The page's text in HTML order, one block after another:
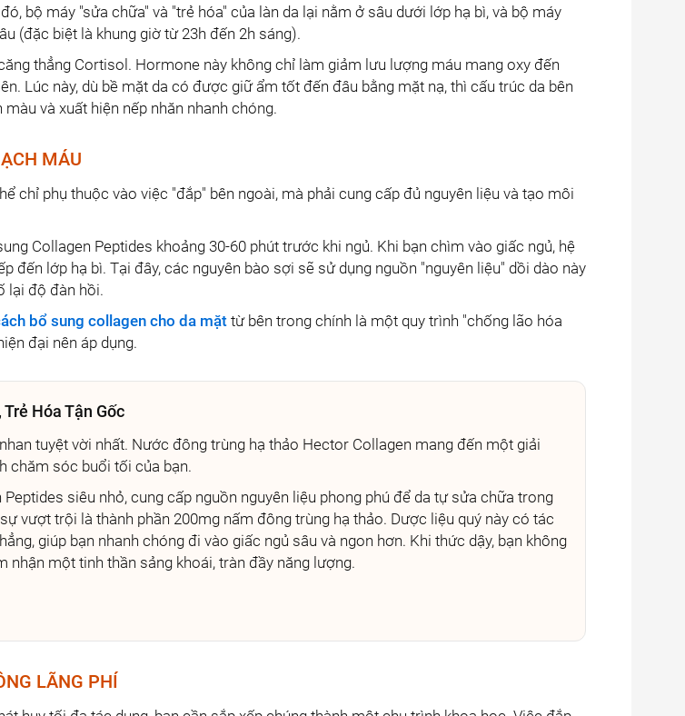
bộ máy "sửa chữa" và "trẻ hóa" của làn da lại nằm ở sâu dưới lớp hạ bì, và bộ máy
(đặc biệt là khung giờ từ 23h đến 2h sáng).
thẳng Cortisol. Hormone này không chỉ làm giảm lưu lượng máu mang oxy đến
Lúc này, dù bề mặt da có được giữ ẩm tốt đến đâu bằng mặt nạ, thì cấu trúc da bên
và xuất hiện nếp nhăn nhanh chóng.
MÁU
chỉ phụ thuộc vào việc "đắp" bên ngoài, mà phải cung cấp đủ nguyên liệu và tạo môi
Collagen Peptides khoảng 30-60 phút trước khi ngủ. Khi bạn chìm vào giấc ngủ, hệ
lớp hạ bì. Tại đây, các nguyên bào sợi sẽ sử dụng nguồn "nguyên liệu" dồi dào này
lại độ đàn hồi.
bổ sung collagen cho da mặttừ bên trong chính là một quy trình "chống lão hóa
đại nên áp dụng.
Hóa Tận Gốc
tuyệt vời nhất. Nước đông trùng hạ thảo Hector Collagen mang đến một giải
chăm sóc buổi tối của bạn.
siêu nhỏ, cung cấp nguồn nguyên liệu phong phú để da tự sửa chữa trong
vượt trội là thành phần 200mg nấm đông trùng hạ thảo. Dược liệu quý này có tác
giúp bạn nhanh chóng đi vào giấc ngủ sâu và ngon hơn. Khi thức dậy, bạn không
nhận một tinh thần sảng khoái, tràn đầy năng lượng.
LÃNG PHÍ